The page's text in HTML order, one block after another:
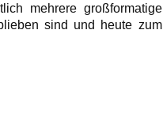
mehrere großformatige
sind und heute zum